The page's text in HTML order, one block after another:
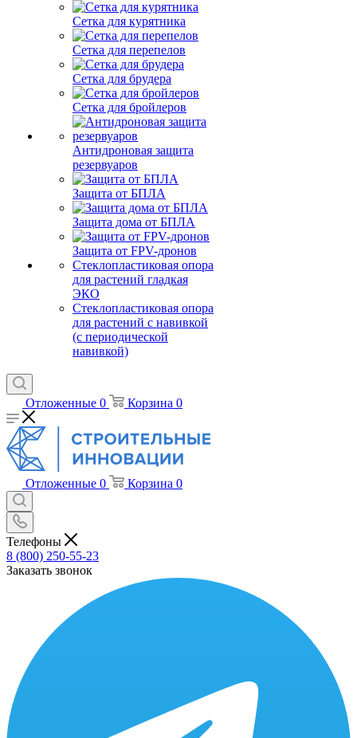
Сетка для курятника
Сетка для перепелов
Сетка для брудера
Сетка для бройлеров
Антидроновая защита
резервуаров
Защита от БПЛА
Защита дома от БПЛА
Защита от FPV-дронов
Стеклопластиковая опора
для растений гладкая
ЭКО
Стеклопластиковая опора
для растений с навивкой
(с периодической
навивкой)
Отложенные 0 Корзина 0
Отложенные 0 Корзина 0
Телефоны
8 (800) 250-55-23
Заказать звонок